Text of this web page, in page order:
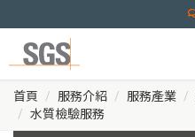
首頁 服務介紹 服務產業
水質檢驗服務